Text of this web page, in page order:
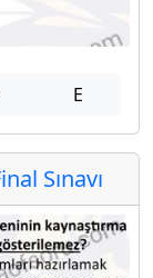
E
Sınavı